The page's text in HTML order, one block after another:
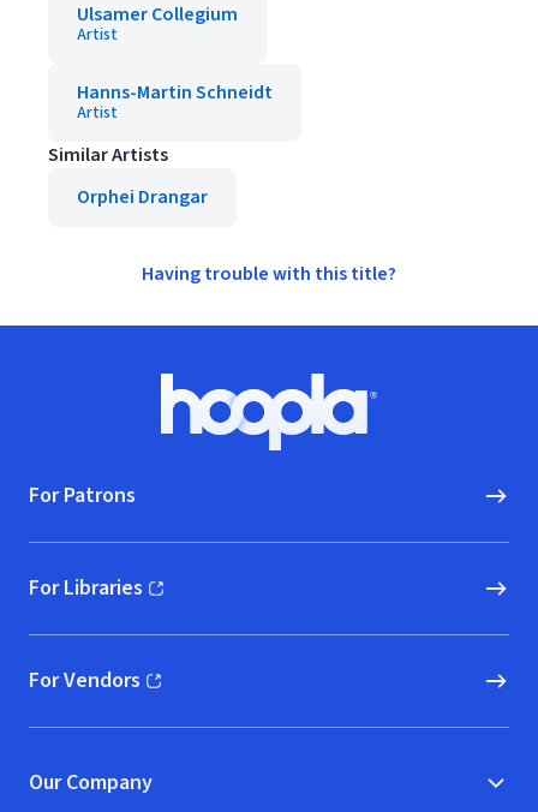
Ulsamer Collegium
Artist
Hanns-Martin Schneidt
Artist
Similar Artists
Orphei Drangar
Having trouble with this title?
Hoopla logo, Go to homepage
For Patrons
For Libraries
(opens in new window)
For Vendors
(opens in new window)
Our Company